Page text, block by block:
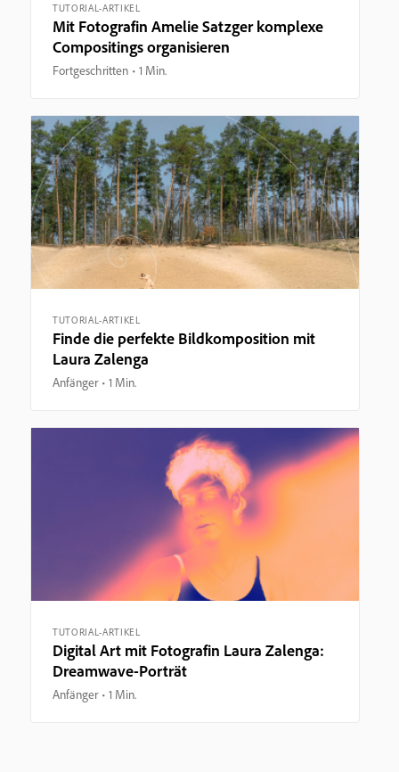
TUTORIAL-ARTIKEL
Mit Fotografin Amelie Satzger komplexe
Compositings organisieren
Fortgeschritten 1 Min.
TUTORIAL-ARTIKEL
Finde die perfekte Bildkomposition mit
Laura Zalenga
Anfänger 1 Min.
TUTORIAL-ARTIKEL
Digital Art mit Fotografin Laura Zalenga:
Dreamwave-Porträt
Anfänger 1 Min.